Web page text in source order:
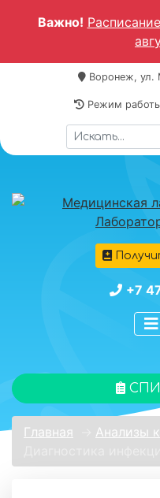
Важно!
Воронеж, ул.
Режим
+7
Главная Анализы